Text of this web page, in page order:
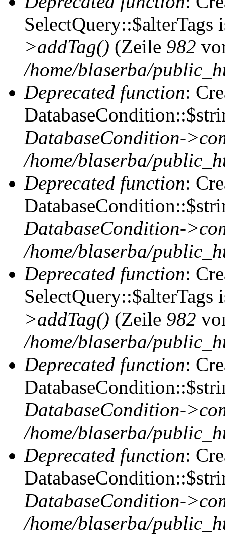
SelectQuery::$alterTags
>addTag() (Zeile 982
/home/blaserba/
Deprecated function:
DatabaseCondition-
/home/blaserba/
Deprecated function:
DatabaseCondition-
/home/blaserba/
Deprecated function:
SelectQuery::$alterTags
>addTag() (Zeile 982
/home/blaserba/
Deprecated function:
DatabaseCondition-
/home/blaserba/
Deprecated function:
DatabaseCondition-
/home/blaserba/